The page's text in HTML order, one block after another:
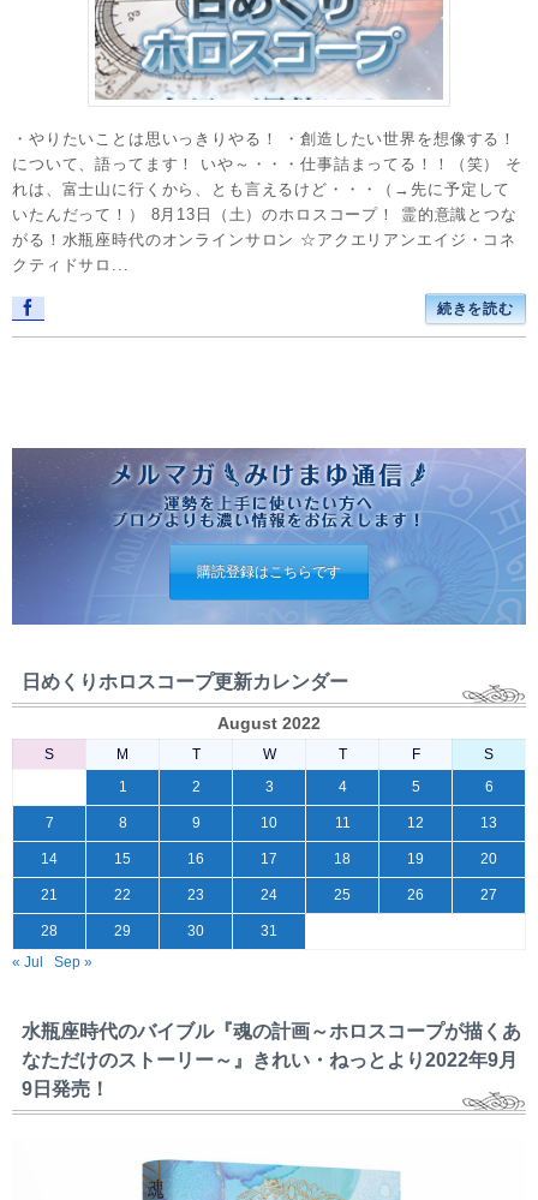
・やりたいことは思いっきりやる！ ・創造したい世界を想像する！
について、語ってます！ いや～・・・仕事詰まってる！！（笑） そ
れは、富士山に行くから、とも言えるけど・・・（→先に予定して
いたんだって！） 8月13日（土）のホロスコープ！ 霊的意識とつな
がる！水瓶座時代のオンラインサロン ☆アクエリアンエイジ・コネ
クティドサロ...
続きを読む
購読登録はこちらです
日めくりホロスコープ更新カレンダー
August 2022
S M T W T F
S
1
2 3 4 5 6
7 8 9 10 11 12 13
14 15 16 17 18 19 20
21 22 23 24 25 26 27
28 29 30
31
« Jul
Sep »
水瓶座時代のバイブル『魂の計画～ホロスコープが描くあ
なただけのストーリー～』きれい・ねっとより2022年9月
9日発売！